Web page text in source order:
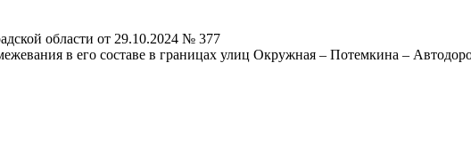
области от 29.10.2024 № 377
в его составе в границах улиц Окружная – Потемкина –